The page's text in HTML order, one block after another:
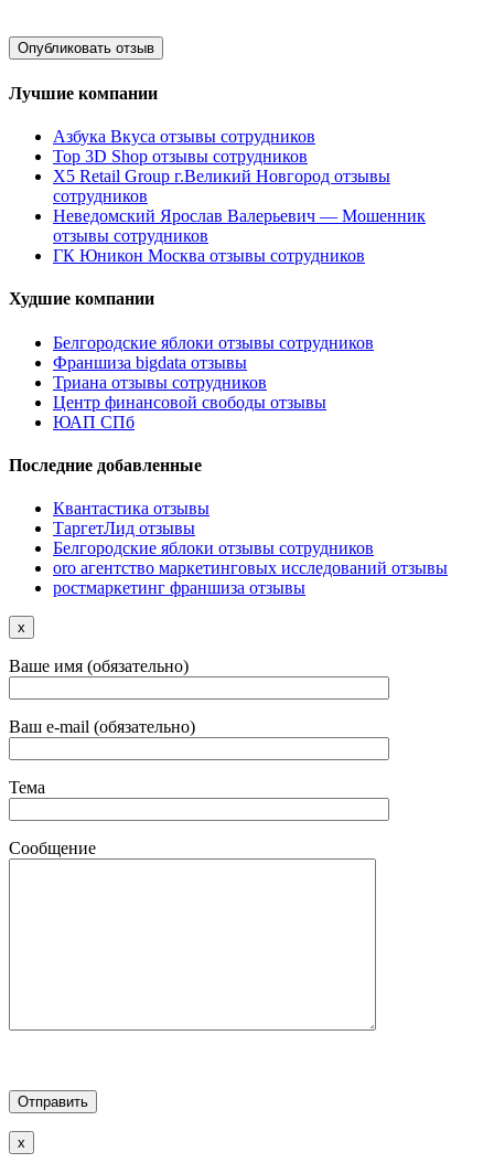
Лучшие компании
Азбука Вкуса отзывы сотрудников
Top 3D Shop отзывы сотрудников
X5 Retail Group г.Великий Новгород отзывы
сотрудников
Неведомский Ярослав Валерьевич — Мошенник
отзывы сотрудников
ГК Юникон Москва отзывы сотрудников
Худшие компании
Белгородские яблоки отзывы сотрудников
Франшиза bigdata отзывы
Триана отзывы сотрудников
Центр финансовой свободы отзывы
ЮАП СПб
Последние добавленные
Квантастика отзывы
ТаргетЛид отзывы
Белгородские яблоки отзывы сотрудников
oro агентство маркетинговых исследований отзывы
ростмаркетинг франшиза отзывы
x
Ваше имя (обязательно)
Ваш e-mail (обязательно)
Тема
Сообщение
x